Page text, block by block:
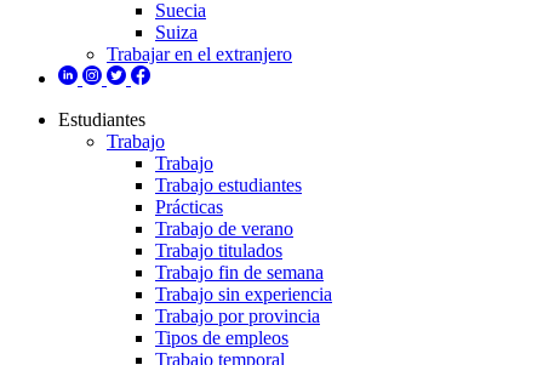
Suecia
Suiza
Trabajar en el extranjero
Estudiantes
Trabajo
Trabajo
Trabajo estudiantes
Prácticas
Trabajo de verano
Trabajo titulados
Trabajo fin de semana
Trabajo sin experiencia
Trabajo por provincia
Tipos de empleos
Trabajo temporal